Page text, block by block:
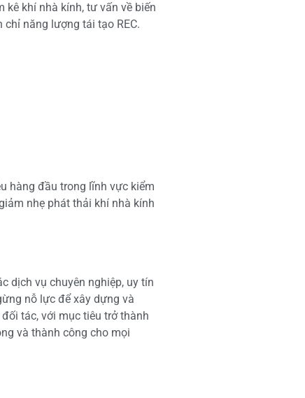
kê khí nhà kính, tư vấn về biến
năng lượng tái tạo REC.
hàng đầu trong lĩnh vực kiểm
nhẹ phát thải khí nhà kính
dịch vụ chuyên nghiệp, uy tín
nỗ lực để xây dựng và
tác, với mục tiêu trở thành
và thành công cho mọi